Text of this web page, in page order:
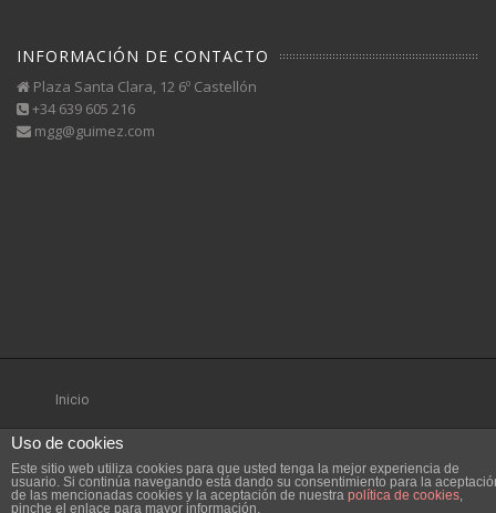
INFORMACIÓN DE CONTACTO
Plaza Santa Clara, 12 6º Castellón
+34 639 605 216
mgg@guimez.com
Inicio
Uso de cookies
Este sitio web utiliza cookies para que usted tenga la mejor experiencia de
usuario. Si continúa navegando está dando su consentimiento para la
de las mencionadas cookies y la aceptación de nuestra política de cookies,
pinche el enlace para mayor información.